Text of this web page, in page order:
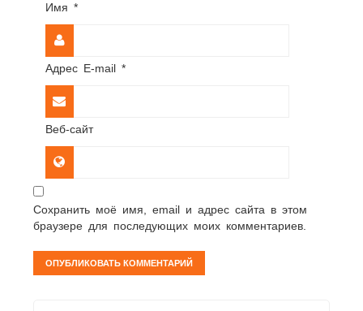
Имя *
Адрес E-mail *
Веб-сайт
Сохранить моё имя, email и адрес сайта в этом
браузере для последующих моих комментариев.